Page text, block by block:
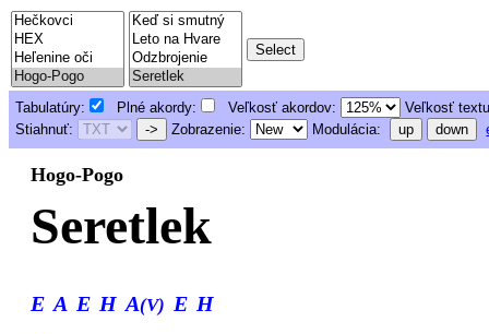
Tabulatúry: Plné akordy: Veľkosť akordov:
Veľkosť
Stiahnuť:
-> Zobrazenie: Modulácia: up down
Hogo-Pogo
Seretlek
E A E H A(V) E H